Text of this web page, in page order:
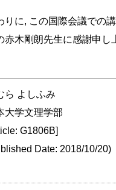
りに, この国際会議での
赤木剛朗先生に感謝申し
ら よしふみ
大学文理学部
G1806B]
Date: 2018/10/20)